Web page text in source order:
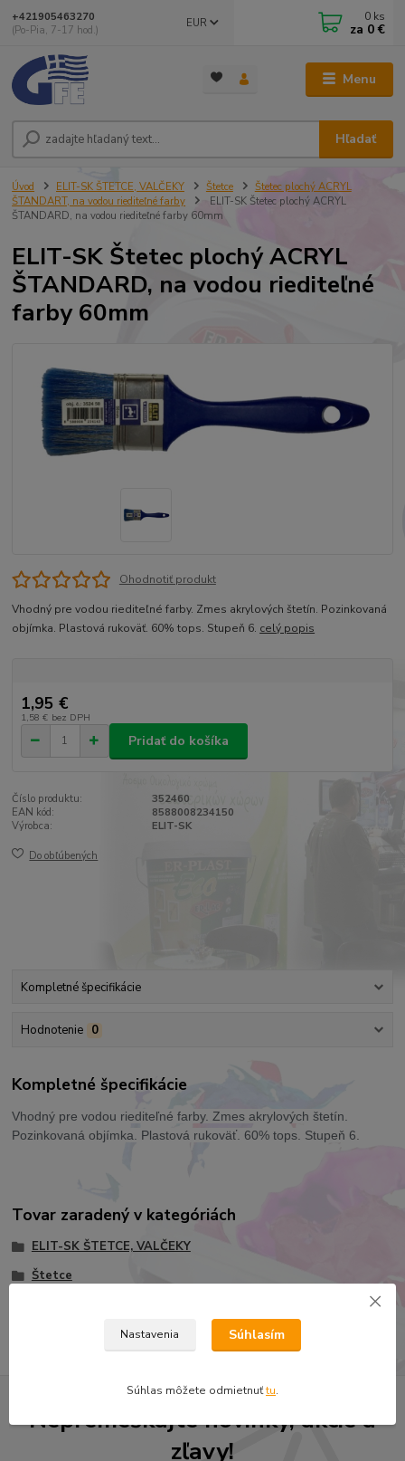
Menu
EUR
Hľadať
+421905463270
(Po-Pia, 7-17 hod.)
0 ks
za 0 €
Úvod ELIT-SK ŠTETCE, VALČEKY Štetce
Štetec plochý ACRYL
ŠTANDART, na vodou riediteľné farby
ELIT-SK Štetec plochý ACRYL
ŠTANDARD, na vodou riediteľné farby 60mm
ELIT-SK Štetec plochý ACRYL
ŠTANDARD, na vodou riediteľné
farby 60mm
Ohodnotiť produkt
Vhodný pre vodou riediteľné farby. Zmes akrylových štetín. Pozinkovaná
objímka. Plastová rukoväť. 60% tops. Stupeň 6. celý popis
1,95 €
1,58 € bez DPH
Pridať do košíka
Číslo produktu:
352460
EAN kód:
8588008234150
Výrobca:
ELIT-SK
Do obľúbených
Kompletné špecifikácie
Hodnotenie 0
Kompletné špecifikácie
Vhodný pre vodou riediteľné farby. Zmes akrylových štetín.
Pozinkovaná objímka. Plastová rukoväť. 60% tops. Stupeň 6.
Tovar zaradený v kategóriách
ELIT-SK ŠTETCE, VALČEKY
Štetce
Štetec plochý ACRYL ŠTANDART, na vodou riediteľné farby
Nepremeškajte novinky, akcie a
zľavy!
Nastavenia Súhlasím
Súhlas môžete odmietnuťtu.